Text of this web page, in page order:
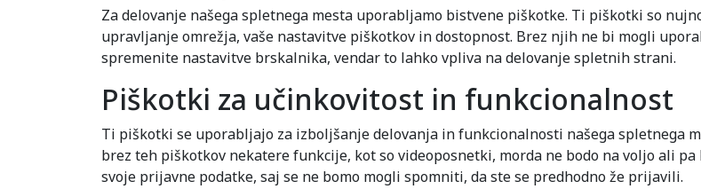
Za delovanje našega spletnega mesta uporabljamo bistvene piškotke. Ti piškotki so
upravljanje omrežja, vaše nastavitve piškotkov in dostopnost. Brez njih ne bi mogli
spremenite nastavitve brskalnika, vendar to lahko vpliva na delovanje spletnih strani.
Piškotki za učinkovitost in funkcionalnost
Ti piškotki se uporabljajo za izboljšanje delovanja in funkcionalnosti našega spletnega
brez teh piškotkov nekatere funkcije, kot so videoposnetki, morda ne bodo na voljo ali
svoje prijavne podatke, saj se ne bomo mogli spomniti, da ste se predhodno že prijavili.